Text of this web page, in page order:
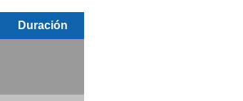
Duración